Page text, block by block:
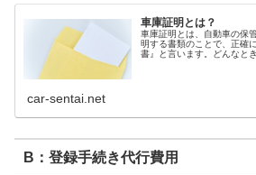
車庫証明とは？
車庫証明とは、自動車の保
明する書類のことで、正確
書』と言います。どんなと
car-sentai.net
B：登録手続き代行費用